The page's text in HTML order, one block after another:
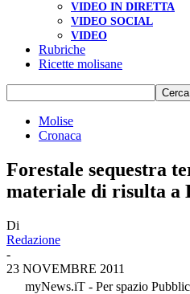
VIDEO IN DIRETTA
VIDEO SOCIAL
VIDEO
Rubriche
Ricette molisane
Molise
Cronaca
Forestale sequestra
materiale di risulta a
Di
Redazione
-
23 NOVEMBRE 2011
myNews.iT - Per spazio